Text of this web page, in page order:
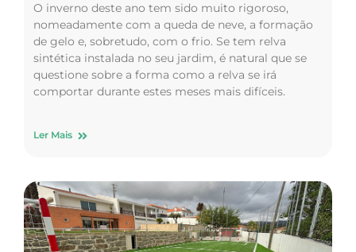
O inverno deste ano tem sido muito rigoroso,
nomeadamente com a queda de neve, a formação
de gelo e, sobretudo, com o frio. Se tem relva
sintética instalada no seu jardim, é natural que se
questione sobre a forma como a relva se irá
comportar durante estes meses mais difíceis.
Ler Mais